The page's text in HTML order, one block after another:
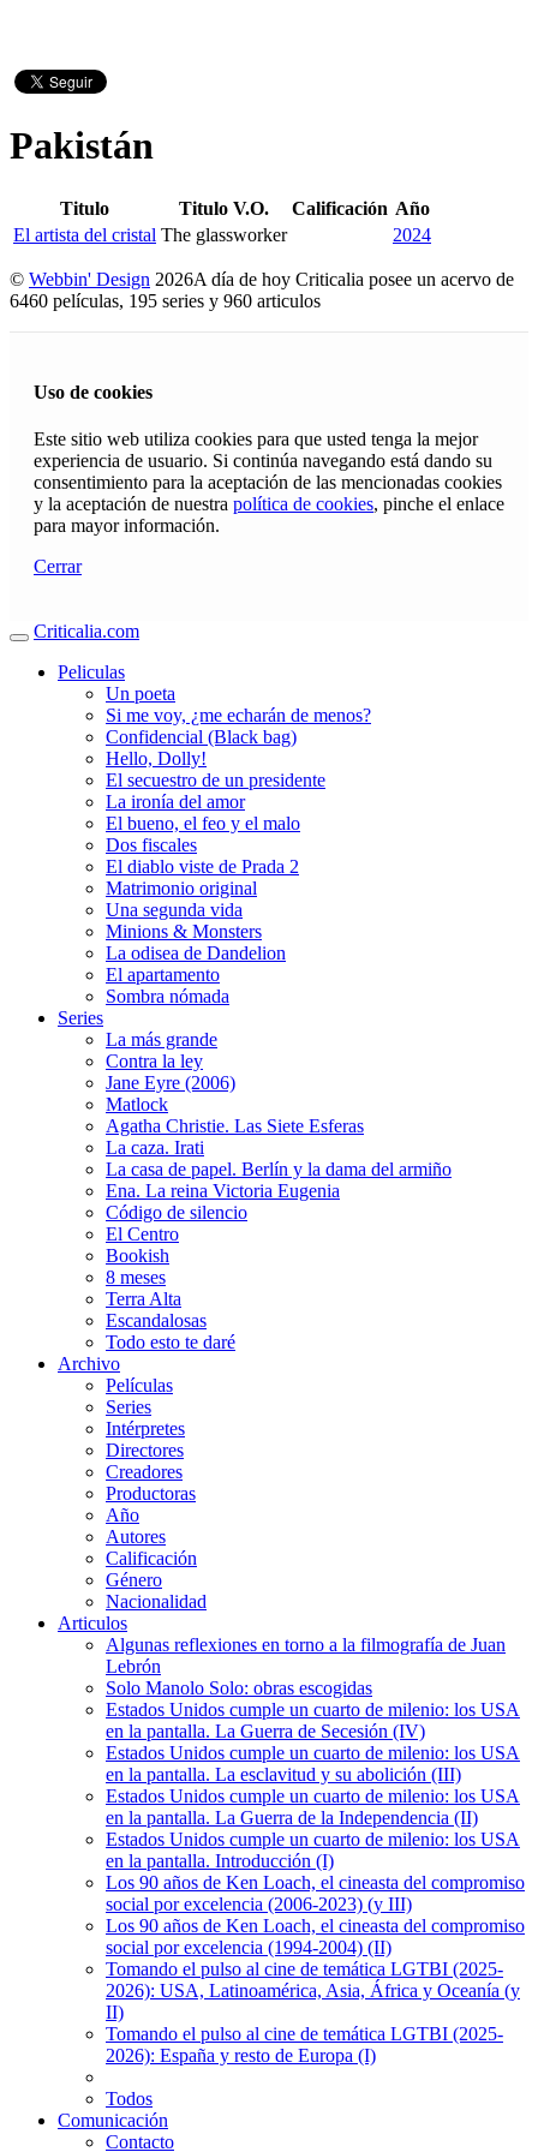
Pakistán
Titulo Titulo V.O. Calificación Año
El artista del cristal The glassworker 2024
© Webbin' Design 2026A día de hoy Criticalia posee un acervo de
6460 películas, 195 series y 960 articulos
Uso de cookies
Este sitio web utiliza cookies para que usted tenga la mejor
experiencia de usuario. Si continúa navegando está dando su
consentimiento para la aceptación de las mencionadas cookies
y la aceptación de nuestra política de cookies, pinche el enlace
para mayor información.
Cerrar
Criticalia.com
Peliculas
Un poeta
Si me voy, ¿me echarán de menos?
Confidencial (Black bag)
Hello, Dolly!
El secuestro de un presidente
La ironía del amor
El bueno, el feo y el malo
Dos fiscales
El diablo viste de Prada 2
Matrimonio original
Una segunda vida
Minions & Monsters
La odisea de Dandelion
El apartamento
Sombra nómada
Series
La más grande
Contra la ley
Jane Eyre (2006)
Matlock
Agatha Christie. Las Siete Esferas
La caza. Irati
La casa de papel. Berlín y la dama del armiño
Ena. La reina Victoria Eugenia
Código de silencio
El Centro
Bookish
8 meses
Terra Alta
Escandalosas
Todo esto te daré
Archivo
Películas
Series
Intérpretes
Directores
Creadores
Productoras
Año
Autores
Calificación
Género
Nacionalidad
Articulos
Algunas reflexiones en torno a la filmografía de Juan
Lebrón
Solo Manolo Solo: obras escogidas
Estados Unidos cumple un cuarto de milenio: los USA
en la pantalla. La Guerra de Secesión (IV)
Estados Unidos cumple un cuarto de milenio: los USA
en la pantalla. La esclavitud y su abolición (III)
Estados Unidos cumple un cuarto de milenio: los USA
en la pantalla. La Guerra de la Independencia (II)
Estados Unidos cumple un cuarto de milenio: los USA
en la pantalla. Introducción (I)
Los 90 años de Ken Loach, el cineasta del compromiso
social por excelencia (2006-2023) (y III)
Los 90 años de Ken Loach, el cineasta del compromiso
social por excelencia (1994-2004) (II)
Tomando el pulso al cine de temática LGTBI (2025-
2026): USA, Latinoamérica, Asia, África y Oceanía (y
II)
Tomando el pulso al cine de temática LGTBI (2025-
2026): España y resto de Europa (I)
Todos
Comunicación
Contacto